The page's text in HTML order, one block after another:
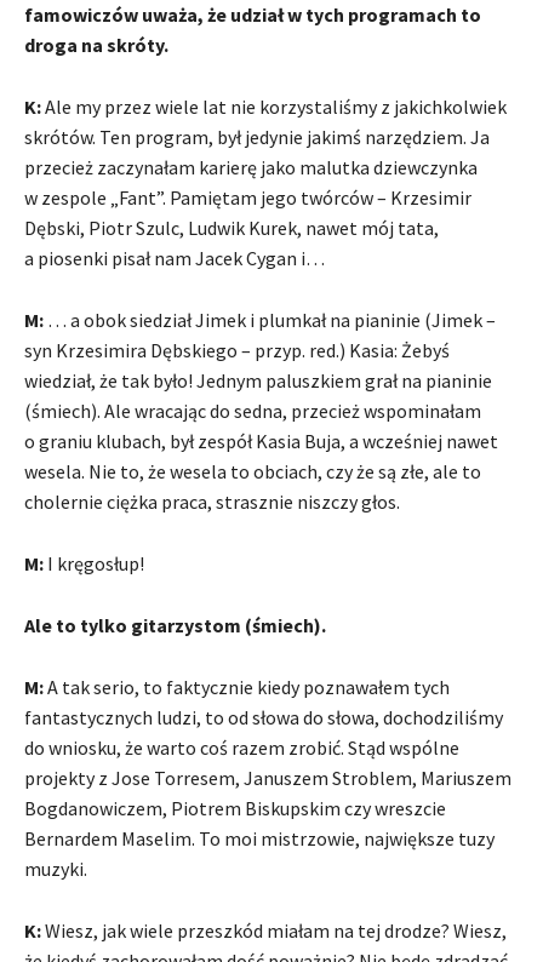
famowiczów uważa, że udział w tych programach to
droga na skróty.
K:Ale my przez wiele lat nie korzystaliśmy z jakichkolwiek
skrótów. Ten program, był jedynie jakimś narzędziem. Ja
przecież zaczynałam karierę jako malutka dziewczynka
w zespole „Fant”. Pamiętam jego twórców – Krzesimir
Dębski, Piotr Szulc, Ludwik Kurek, nawet mój tata,
a piosenki pisał nam Jacek Cygan i…
M: … a obok siedział Jimek i plumkał na pianinie (Jimek –
syn Krzesimira Dębskiego – przyp. red.) Kasia: Żebyś
wiedział, że tak było! Jednym paluszkiem grał na pianinie
(śmiech). Ale wracając do sedna, przecież wspominałam
o graniu klubach, był zespół Kasia Buja, a wcześniej nawet
wesela. Nie to, że wesela to obciach, czy że są złe, ale to
cholernie ciężka praca, strasznie niszczy głos.
M: I kręgosłup!
Ale to tylko gitarzystom (śmiech).
M:A tak serio, to faktycznie kiedy poznawałem tych
fantastycznych ludzi, to od słowa do słowa, dochodziliśmy
do wniosku, że warto coś razem zrobić. Stąd wspólne
projekty z Jose Torresem, Januszem Stroblem, Mariuszem
Bogdanowiczem, Piotrem Biskupskim czy wreszcie
Bernardem Maselim. To moi mistrzowie, największe tuzy
muzyki.
K:Wiesz, jak wiele przeszkód miałam na tej drodze? Wiesz,